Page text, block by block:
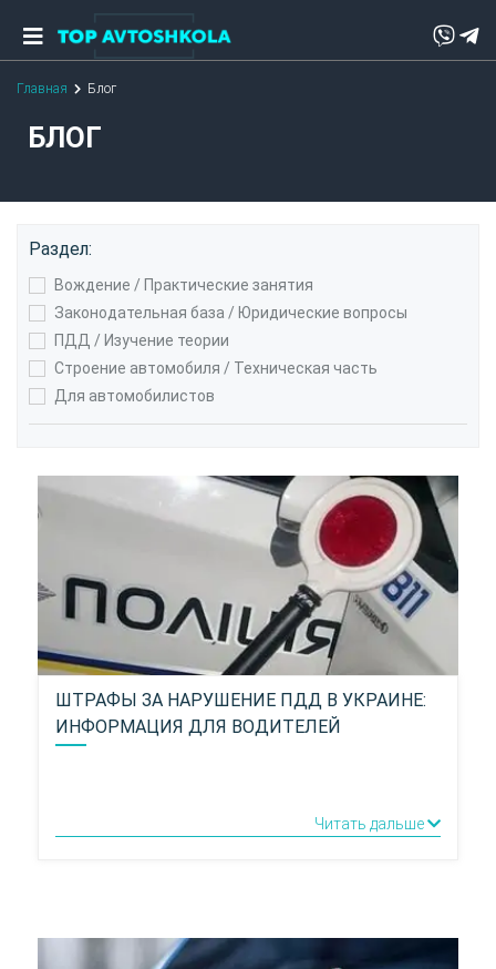
Главная Блог
БЛОГ
Раздел:
Вождение / Практические занятия
Законодательная база / Юридические вопросы
ПДД / Изучение теории
Строение автомобиля / Техническая часть
Для автомобилистов
ШТРАФЫ ЗА НАРУШЕНИЕ ПДД В УКРАИНЕ:
ИНФОРМАЦИЯ ДЛЯ ВОДИТЕЛЕЙ
Читать дальше